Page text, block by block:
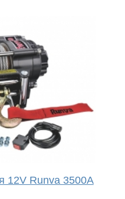
12V Runva 3500A